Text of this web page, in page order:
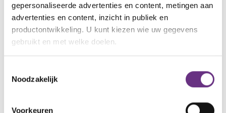
gepersonaliseerde advertenties en content, metingen aan
advertenties en content, inzicht in publiek en
productontwikkeling. U kunt kiezen wie uw gegevens
gebruikt en met welke doelen.
Informatie verzamelen over uw geografische
Uw apparaat identificeren door het actief te
Noodzakelijk
Voorkeuren
18 april 2023
Cao onderhandelingen KRLI binnenkort
van start!
Eind april starten de cao onderhandelingen
voor een nieuwe cao...